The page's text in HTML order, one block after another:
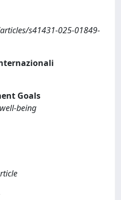
s41431-025-01849-
Goals
being